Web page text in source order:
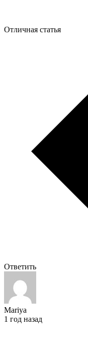
Отличная статья
Ответить
Mariya
1 год назад